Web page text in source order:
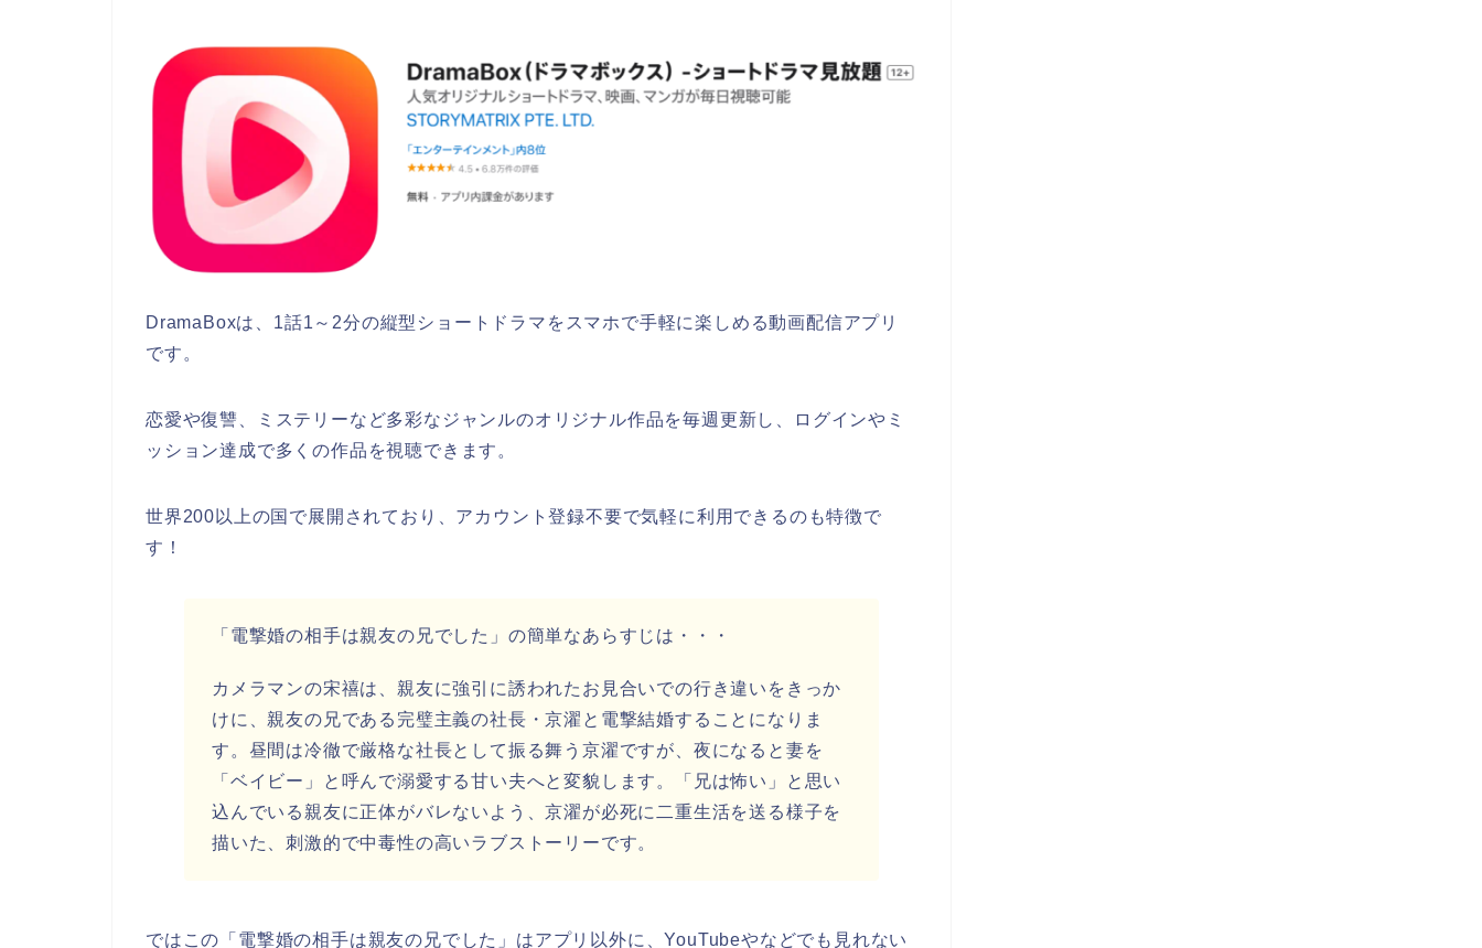
DramaBoxは、1話1～2分の縦型ショートドラマをスマホで手軽に楽しめる動画配信アプリ
です。
恋愛や復讐、ミステリーなど多彩なジャンルのオリジナル作品を毎週更新し、ログインやミ
ッション達成で多くの作品を視聴できます。
世界200以上の国で展開されており、アカウント登録不要で気軽に利用できるのも特徴で
す！
「電撃婚の相手は親友の兄でした」の簡単なあらすじは・・・
カメラマンの宋禧は、親友に強引に誘われたお見合いでの行き違いをきっか
けに、親友の兄である完璧主義の社長・京濯と電撃結婚することになりま
す。昼間は冷徹で厳格な社長として振る舞う京濯ですが、夜になると妻を
「ベイビー」と呼んで溺愛する甘い夫へと変貌します。「兄は怖い」と思い
込んでいる親友に正体がバレないよう、京濯が必死に二重生活を送る様子を
描いた、刺激的で中毒性の高いラブストーリーです。
ではこの「電撃婚の相手は親友の兄でした」はアプリ以外に、YouTubeやなどでも見れない